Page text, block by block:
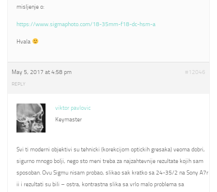
misljenje o:
https://www.sigmaphoto.com/18-35mm-f18-dc-hsm-a
Hvala
May 5, 2017 at 4:58 pm #12046
REPLY
viktor pavlovic
Keymaster
Svi ti moderni objektivi su tehnicki (korekcijom optickih gresaka) veoma dobri,
sigurno mnogo bolji, nego sto meni treba za najzahtevnije rezultate kojih sam
sposoban. Ovu Sigmu nisam probao, slikao sak kratko sa 24-35/2 na Sony A7r
ii i rezultati su bili – ostra, kontrastna slika sa vrlo malo problema sa